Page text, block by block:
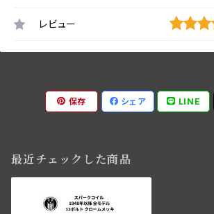
レビュー
保存 シェア LINE
最近チェックした商品